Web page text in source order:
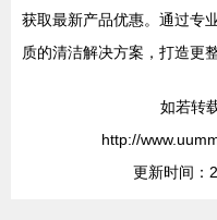
获取最新产品优惠。通过专
质的清洁解决方案，打造更
如若转
http://
更新时间：